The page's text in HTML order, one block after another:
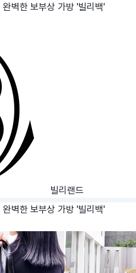
벽한 보부상 가방 '빌리백'
빌리랜드
벽한 보부상 가방 '빌리백'